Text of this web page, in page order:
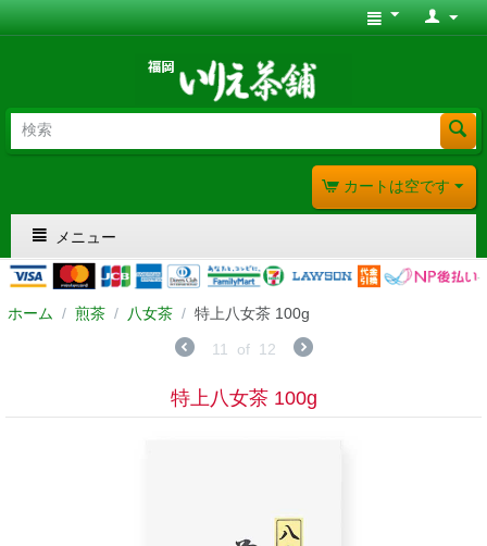
カートは空です
メニュー
ホーム / 煎茶 / 八女茶 / 特上八女茶 100g
11 of 12
特上八女茶 100g